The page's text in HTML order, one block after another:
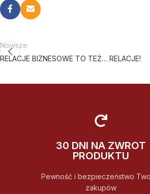
Nowsze
RELACJE BIZNESOWE TO TEŻ… RELACJE!
30 DNI NA ZWROT
PRODUKTU
Pewność i bezpieczeństwo
zakupów